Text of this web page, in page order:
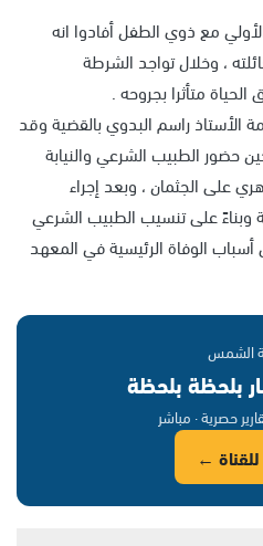
مع ذوي الطفل أفادوا انه
، وخلال تواجد الشرطة
متأثرا بجروحه .
الأستاذ راسم البدوي بالقضية وقد
حضور الطبيب الشرعي والنيابة
على الجثمان ، وبعد إجراء
وبناءً على تنسيب الطبيب الشرعي
الوفاة الرئيسية في المعهد
الشمس
بلحظة بلحظة
حصرية · مباشر
←